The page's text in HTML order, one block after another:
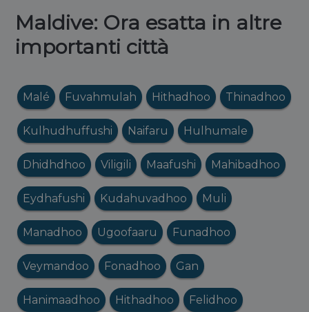
Maldive: Ora esatta in altre
importanti città
Malé Fuvahmulah Hithadhoo Thinadhoo
Kulhudhuffushi Naifaru Hulhumale
Dhidhdhoo Viligili Maafushi Mahibadhoo
Eydhafushi Kudahuvadhoo Muli
Manadhoo Ugoofaaru Funadhoo
Veymandoo Fonadhoo Gan
Hanimaadhoo Hithadhoo Felidhoo